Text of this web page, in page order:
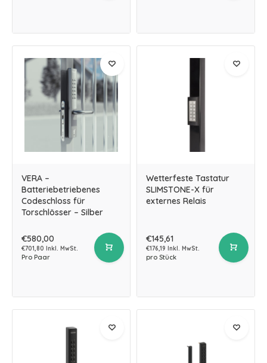
VERA –
Batteriebetriebenes
Codeschloss für
Torschlösser – Silber
€580,00
€701,80 Inkl. MwSt.
Pro Paar
Wetterfeste Tastatur
SLIMSTONE-X für
externes Relais
€145,61
€176,19 Inkl. MwSt.
pro Stück